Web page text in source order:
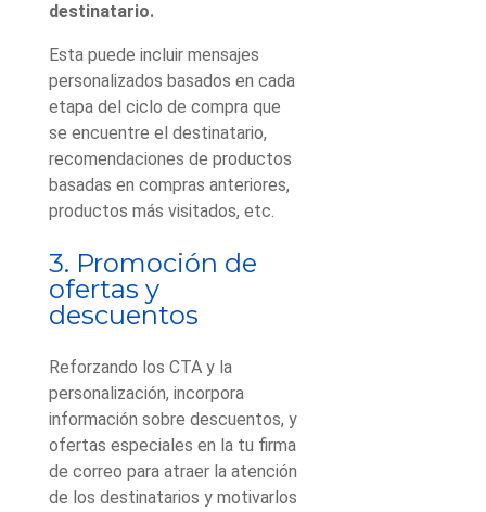
destinatario.
Esta puede incluir mensajes
personalizados basados en cada
etapa del ciclo de compra que
se encuentre el destinatario,
recomendaciones de productos
basadas en compras anteriores,
productos más visitados, etc.
3. Promoción de
ofertas y
descuentos
Reforzando los CTA y la
personalización, incorpora
información sobre descuentos, y
ofertas especiales en la tu firma
de correo para atraer la atención
de los destinatarios y motivarlos